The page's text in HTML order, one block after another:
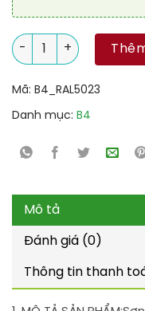
Sơn sàn Polyurethane
Mã: B4_RAL5023
Danh mục: B4
Mô tả
Đánh giá (0)
Thông tin thanh